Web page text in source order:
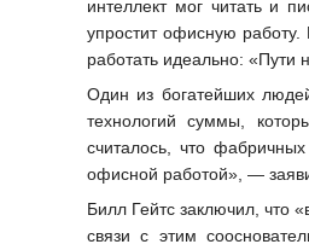
интеллект мог читать и
упростит офисную
работать идеально: «Пути
Один из богатейших
технологий суммы,
считалось, что
офисной работой», —
Билл Гейтс заключил, что
связи с этим